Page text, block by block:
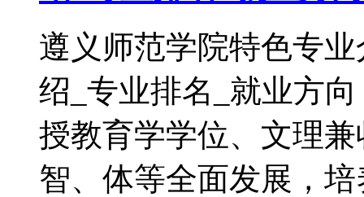
遵义师范学院特色专
绍_专业排名_就业方
授教育学学位、文理
智、体等全面发展，